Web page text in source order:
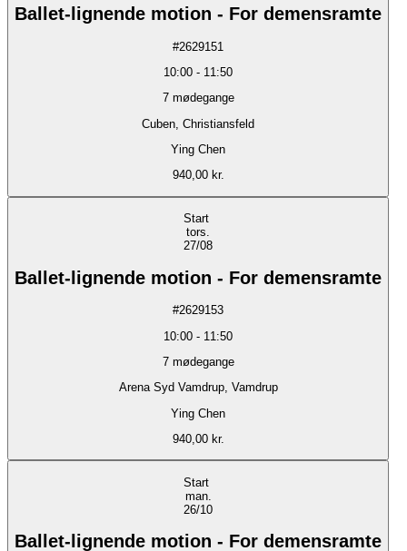
Ballet-lignende motion - For demensramte
#2629151
10:00 - 11:50
7 mødegange
Cuben, Christiansfeld
Ying Chen
940,00 kr.
Start
tors.
27/08
Ballet-lignende motion - For demensramte
#2629153
10:00 - 11:50
7 mødegange
Arena Syd Vamdrup, Vamdrup
Ying Chen
940,00 kr.
Start
man.
26/10
Ballet-lignende motion - For demensramte